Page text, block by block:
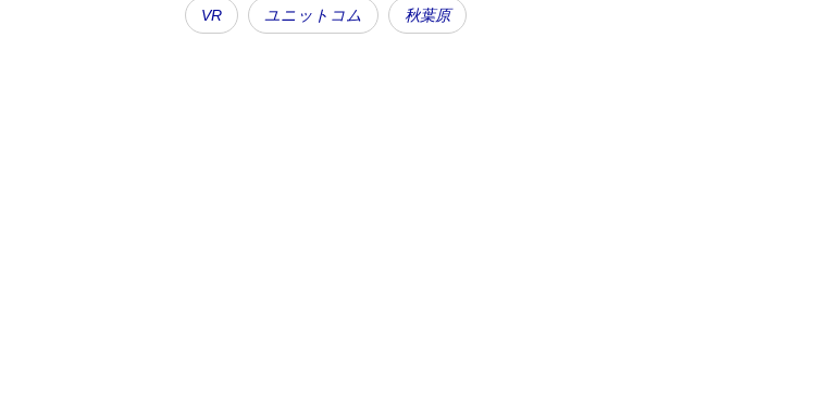
VR ユニットコム 秋葉原